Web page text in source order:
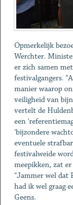
Opmerkelijk
Werchter.
er zich samen
festivalgangers.
manier waarop
veiligheid van
vertelt de
een
'bijzondere
eventuele
festivalweide
meepikken, zat
"Jammer wel dat
had ik wel graag
Geens.